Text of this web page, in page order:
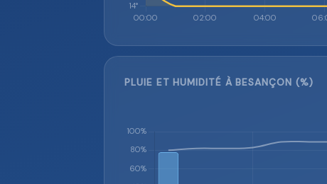
PLUIE ET HUMIDITÉ À BESANÇON (%)